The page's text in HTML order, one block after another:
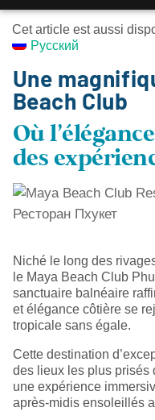
Cet article est aussi
Русский
Une
Beach Club
Où
des
Niché le long des
le Maya Beach Club
sanctuaire balnéaire
et élégance côtière se
tropicale sans égale.
Cette destination
des lieux les plus prisés
une expérience
après-midis ensoleillés